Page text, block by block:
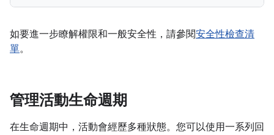
如要進一步瞭解權限和一般安全性，請參閱安全性檢查清
單。
管理活動生命週期
在生命週期中，活動會經歷多種狀態。您可以使用一系列回